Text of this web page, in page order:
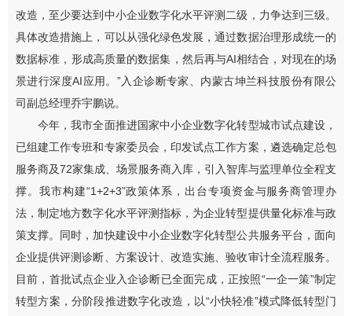
改造，至少要达到中小企业数字化水平评测二级，力争达到三级。
具体改造措施上，可以从强化绿色发展，通过数据治理形成统一的
数据标准，形成高质量的数据集，然后再与AI相结合，对现在的场
景进行深度AI应用。”入企诊断专家、内蒙古坤兰科技股份有限公
司副总经理乔宇鹏说。
今年，我市全面推进国家中小企业数字化转型城市试点建设，
已组建工作专班和专家委员会，印发试点工作方案，遴选确定总包
服务商及72家集成、场景服务商入库，引入智库与监理单位全程支
撑。我市构建“1+2+3”政策体系，出台专项资金与服务商管理办
法，制定地方数字化水平评测指标，为企业转型提供量化标准与政
策支撑。同时，加快建设中小企业数字化转型公共服务平台，面向
企业提供评测诊断、方案设计、改造实施、验收审计全流程服务。
目前，首批试点企业入企诊断已全面完成，正按照“一企一策”制定
转型方案，分阶段推进数字化改造，以“小快轻准”模式降低转型门